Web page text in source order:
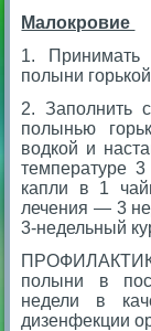
Малокровие
1. Принимать
полыни
2. Заполнить
полынью
водкой и
температуре
капли в 1
лечения — 3
3-недельный
полыни в
недели в
дизенфекции